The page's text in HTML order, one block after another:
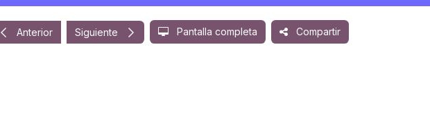
Anterior Siguiente Pantalla completa Compartir